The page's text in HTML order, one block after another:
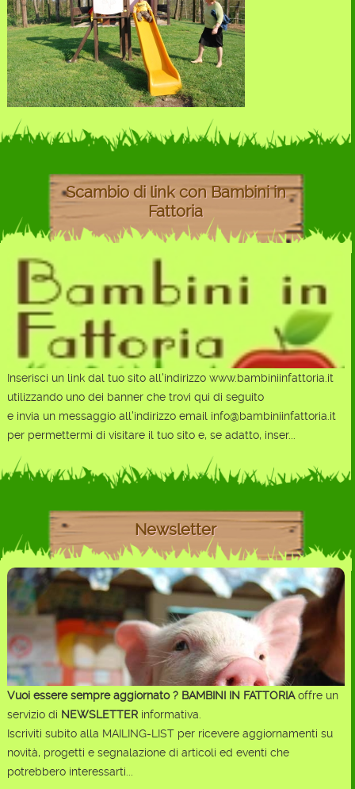
Scambio di link con Bambini in
Fattoria
Inserisci un link dal tuo sito all'indirizzo www.bambiniinfattoria.it
utilizzando uno dei banner che trovi qui di seguito
e invia un messaggio all'indirizzo email info@bambiniinfattoria.it
per permettermi di visitare il tuo sito e, se adatto, inser...
Newsletter
Vuoi essere sempre aggiornato ? BAMBINI IN FATTORIAoffre un
servizio di NEWSLETTERinformativa.
Iscriviti subito alla MAILING-LIST per ricevere aggiornamenti su
novità, progetti e segnalazione di articoli ed eventi che
potrebbero interessarti...